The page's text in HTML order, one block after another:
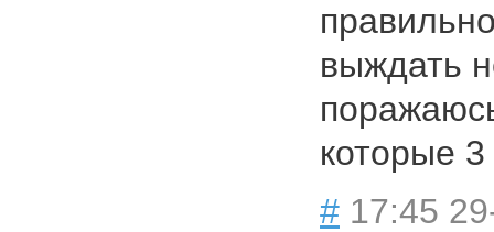
выждать
которые
# 17:45